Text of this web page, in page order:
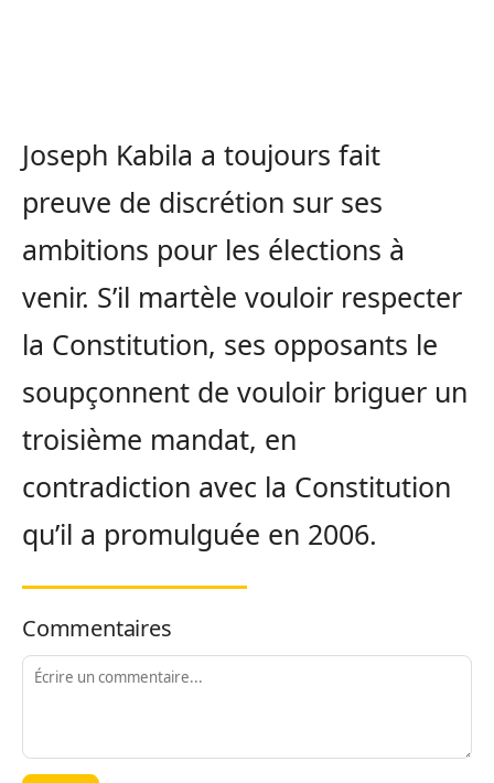
Joseph Kabila a toujours fait
preuve de discrétion sur ses
ambitions pour les élections à
venir. S’il martèle vouloir respecter
la Constitution, ses opposants le
soupçonnent de vouloir briguer un
troisième mandat, en
contradiction avec la Constitution
qu’il a promulguée en 2006.
Commentaires